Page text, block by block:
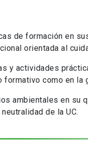
de formación en
orientada al
actividades
como en la
ambientales en su
de la UC.